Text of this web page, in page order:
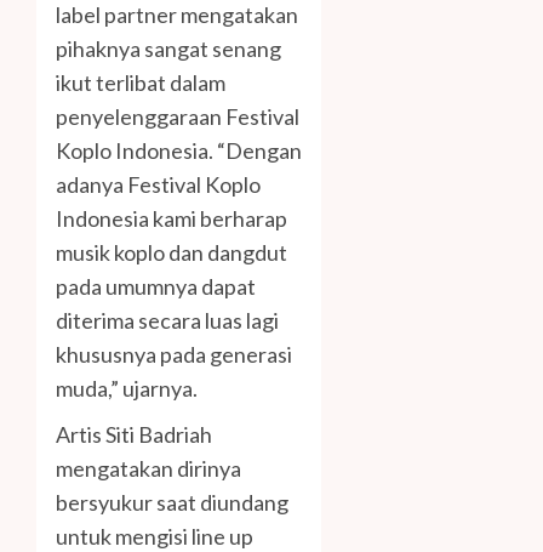
label partner mengatakan
pihaknya sangat senang
ikut terlibat dalam
penyelenggaraan Festival
Koplo Indonesia. “Dengan
adanya Festival Koplo
Indonesia kami berharap
musik koplo dan dangdut
pada umumnya dapat
diterima secara luas lagi
khususnya pada generasi
muda,” ujarnya.
Artis Siti Badriah
mengatakan dirinya
bersyukur saat diundang
untuk mengisi line up